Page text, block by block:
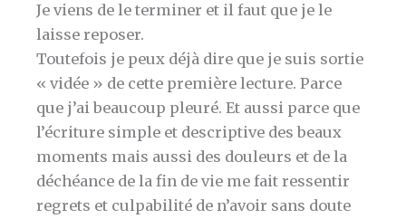
Je viens de le terminer et il faut que je le
laisse reposer.
Toutefois je peux déjà dire que je suis sortie
« vidée » de cette première lecture. Parce
que j’ai beaucoup pleuré. Et aussi parce que
l’écriture simple et descriptive des beaux
moments mais aussi des douleurs et de la
déchéance de la fin de vie me fait ressentir
regrets et culpabilité de n’avoir sans doute